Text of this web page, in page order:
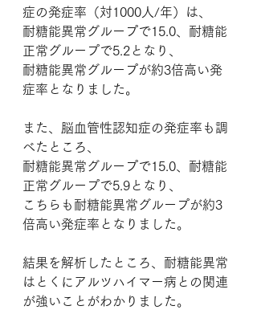
症の発症率（対1000人/年）は、
耐糖能異常グループで15.0、耐糖能
正常グループで5.2となり、
耐糖能異常グループが約3倍高い発
症率となりました。
また、脳血管性認知症の発症率も調
べたところ、
耐糖能異常グループで15.0、耐糖能
正常グループで5.9となり、
こちらも耐糖能異常グループが約3
倍高い発症率となりました。
結果を解析したところ、耐糖能異常
はとくにアルツハイマー病との関連
が強いことがわかりました。